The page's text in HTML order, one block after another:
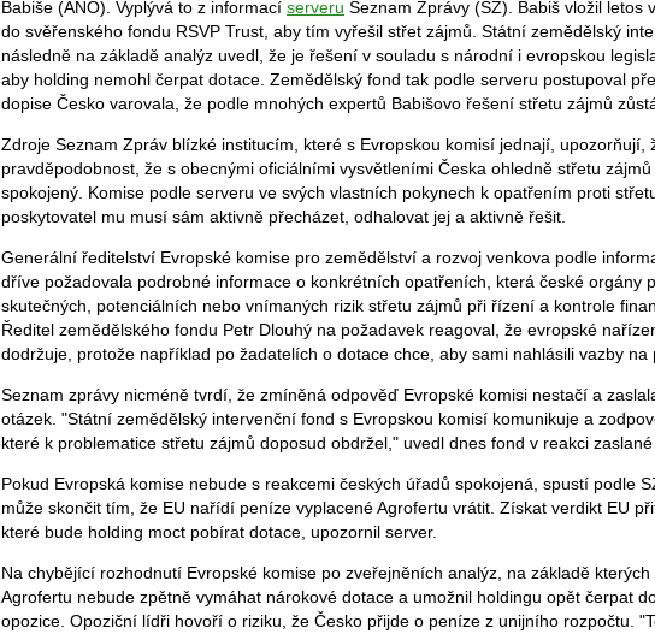
Babiše (ANO). Vyplývá to z informací serveru Seznam Zprávy (SZ). Babiš vložil letos
do svěřenského fondu RSVP Trust, aby tím vyřešil střet zájmů. Státní zemědělský
následně na základě analýz uvedl, že je řešení v souladu s národní i evropskou
aby holding nemohl čerpat dotace. Zemědělský fond tak podle serveru postupoval
dopise Česko varovala, že podle mnohých expertů Babišovo řešení střetu zájmů
Zdroje Seznam Zpráv blízké institucím, které s Evropskou komisí jednají, upozorňují,
pravděpodobnost, že s obecnými oficiálními vysvětleními Česka ohledně střetu
spokojený. Komise podle serveru ve svých vlastních pokynech k opatřením proti
poskytovatel mu musí sám aktivně přecházet, odhalovat jej a aktivně řešit.
Generální ředitelství Evropské komise pro zemědělství a rozvoj venkova podle
dříve požadovala podrobné informace o konkrétních opatřeních, která české orgány
skutečných, potenciálních nebo vnímaných rizik střetu zájmů při řízení a kontrole
Ředitel zemědělského fondu Petr Dlouhý na požadavek reagoval, že evropské
dodržuje, protože například po žadatelích o dotace chce, aby sami nahlásili vazby na
Seznam zprávy nicméně tvrdí, že zmíněná odpověď Evropské komisi nestačí a
otázek. "Státní zemědělský intervenční fond s Evropskou komisí komunikuje a
které k problematice střetu zájmů doposud obdržel," uvedl dnes fond v reakci zaslané
Pokud Evropská komise nebude s reakcemi českých úřadů spokojená, spustí podle
může skončit tím, že EU nařídí peníze vyplacené Agrofertu vrátit. Získat verdikt EU
které bude holding moct pobírat dotace, upozornil server.
Na chybějící rozhodnutí Evropské komise po zveřejněních analýz, na základě
Agrofertu nebude zpětně vymáhat nárokové dotace a umožnil holdingu opět čerpat
opozice. Opoziční lídři hovoří o riziku, že Česko přijde o peníze z unijního rozpočtu.